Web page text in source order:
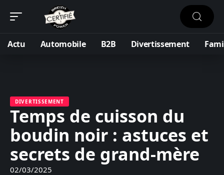
Actu Automobile B2B Divertissement
DIVERTISSEMENT
Temps de cuisson du
boudin noir : astuces et
secrets de grand-mère
02/03/2025